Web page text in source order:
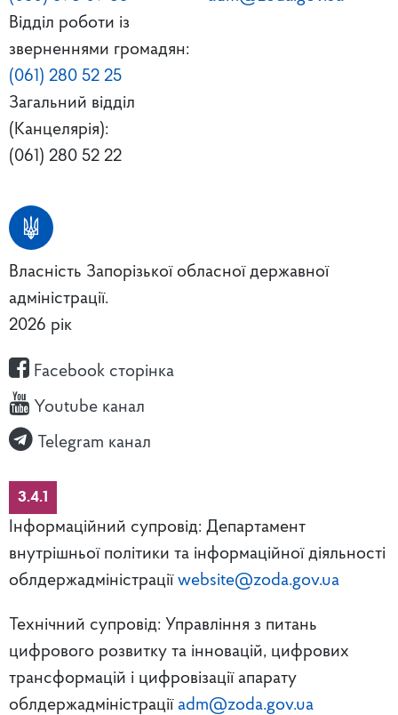
Відділ роботи із
зверненнями громадян:
(061) 280 52 25
Загальний відділ
(Канцелярія):
(061) 280 52 22
Власність Запорізької обласної державної
адміністрації.
2026 рік
Facebook сторінка
Youtube канал
Telegram канал
3.4.1
Інформаційний супровід: Департамент
внутрішньої політики та інформаційної діяльності
облдержадміністрації website@zoda.gov.ua
Технічний супровід: Управління з питань
цифрового розвитку та інновацій, цифрових
трансформацій і цифровізації апарату
облдержадміністрації adm@zoda.gov.ua